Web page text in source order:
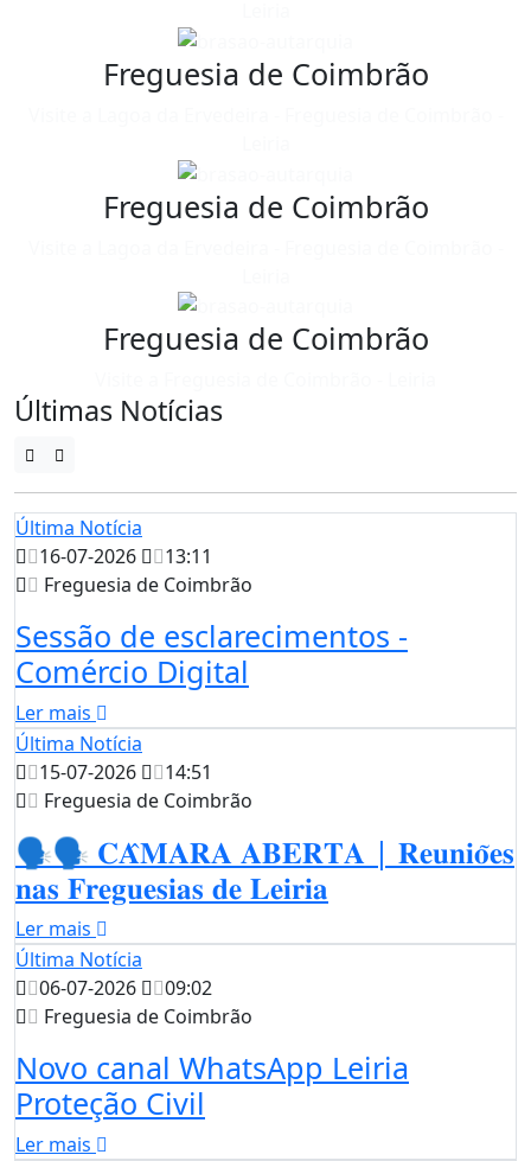
Freguesia de Coimbrão
Freguesia de Coimbrão
Freguesia de Coimbrão
Últimas Notícias
Última Notícia
16-07-2026
13:11
Freguesia de Coimbrão
Sessão de esclarecimentos -
Comércio Digital
Ler mais
Última Notícia
15-07-2026
14:51
Freguesia de Coimbrão
🗣️🗣️ 𝐂𝐀̂𝐌𝐀𝐑𝐀 𝐀𝐁𝐄𝐑𝐓𝐀 | 𝐑𝐞𝐮𝐧𝐢𝐨̃𝐞𝐬
𝐧𝐚𝐬 𝐅𝐫𝐞𝐠𝐮𝐞𝐬𝐢𝐚𝐬 𝐝𝐞 𝐋𝐞𝐢𝐫𝐢𝐚
Ler mais
Última Notícia
06-07-2026
09:02
Freguesia de Coimbrão
Novo canal WhatsApp Leiria
Proteção Civil
Ler mais